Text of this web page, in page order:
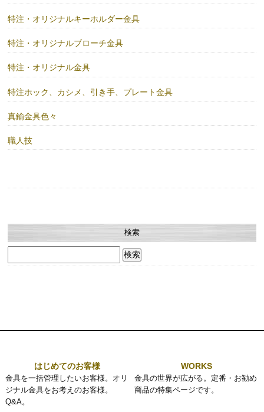
特注・オリジナルキーホルダー金具
特注・オリジナルブローチ金具
特注・オリジナル金具
特注ホック、カシメ、引き手、プレート金具
真鍮金具色々
職人技
検索
索:
はじめてのお客様
金具を一括管理したいお客様。オリ
ジナル金具をお考えのお客様。
Q&A。
WORKS
金具の世界が広がる。定番・お勧め
商品の特集ページです。